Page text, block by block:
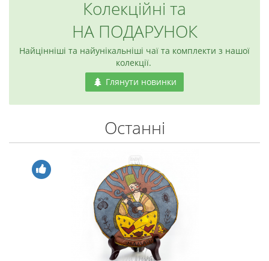
Колекційні та
НА ПОДАРУНОК
Найцінніші та найунікальніші чаї та комплекти з нашої
колекції.
Глянути новинки
Останні